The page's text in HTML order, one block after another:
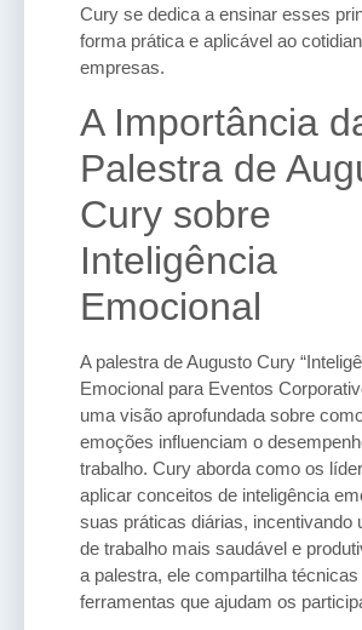
Cury se dedica a ensinar esses
forma prática e aplicável ao
empresas.
A Importância
Palestra de
Cury sobre
Inteligência
Emocional
A palestra de Augusto Cury
Emocional para Eventos
uma visão aprofundada sobre
emoções influenciam o
trabalho. Cury aborda como os
aplicar conceitos de inteligência
suas práticas diárias, incentivando
de trabalho mais saudável e
a palestra, ele compartilha técnicas
ferramentas que ajudam os